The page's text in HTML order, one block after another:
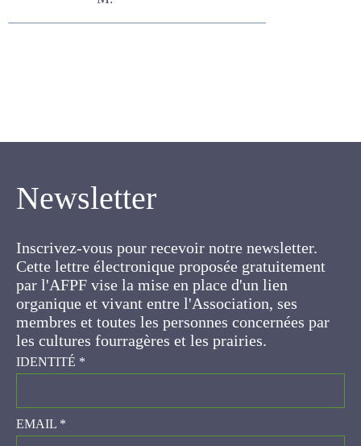
Newsletter
Cette lettre électronique proposée
gratuitement par l'AFPF vise la mise en place
d'un lien organique et vivant entre l'Association,
ses membres et toutes les personnes
concernées par les cultures fourragères et les
prairies.
IDENTITÉ*
EMAIL*